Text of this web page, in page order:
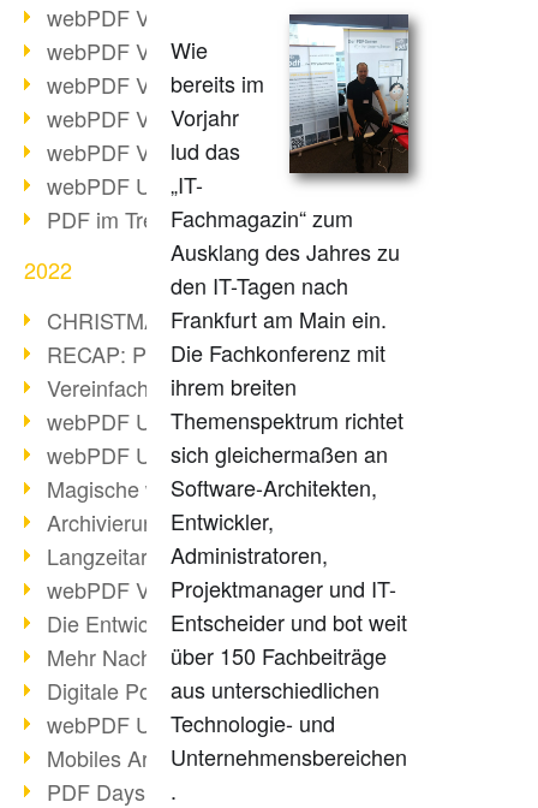
webPDF Video-Session 4
webPDF Video-Session 3
webPDF Video-Session 2
webPDF Video-Session 1
webPDF Video-Session Termine
webPDF Update 9.0.0.2843
PDF im Trend
2022
CHRISTMAS 2022 loading
RECAP: PDF Days Europe 2022
Vereinfachung Personalprozesse
webPDF Update 8.0.0.2727
webPDF Update 9.0.0.2732
Magische webPDF Version 9
Archivierung: Aufbewahrungsfristen
Langzeitarchivierung mit PDF/A
webPDF Video - Behind the Scenes
Die Entwicklung von PDF/X
Mehr Nachhaltigkeit durch PDF
Digitale Post als PDF/A
webPDF Update 8.0.0.2531
Mobiles Arbeiten mit PDF
PDF Days 2022 Themenblock 3
Wie
bereits im
Vorjahr
lud das
„IT-
Fachmagazin“ zum
Ausklang des Jahres zu
den IT-Tagen nach
Frankfurt am Main ein.
Die Fachkonferenz mit
ihrem breiten
Themenspektrum richtet
sich gleichermaßen an
Software-Architekten,
Entwickler,
Administratoren,
Projektmanager und IT-
Entscheider und bot weit
über 150 Fachbeiträge
aus unterschiedlichen
Technologie- und
Unternehmensbereichen
.